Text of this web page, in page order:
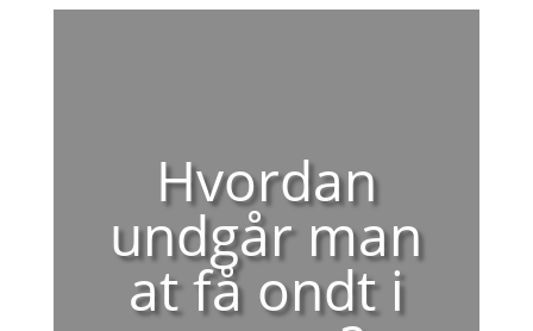
Hvordan
undgår man
at få ondt i